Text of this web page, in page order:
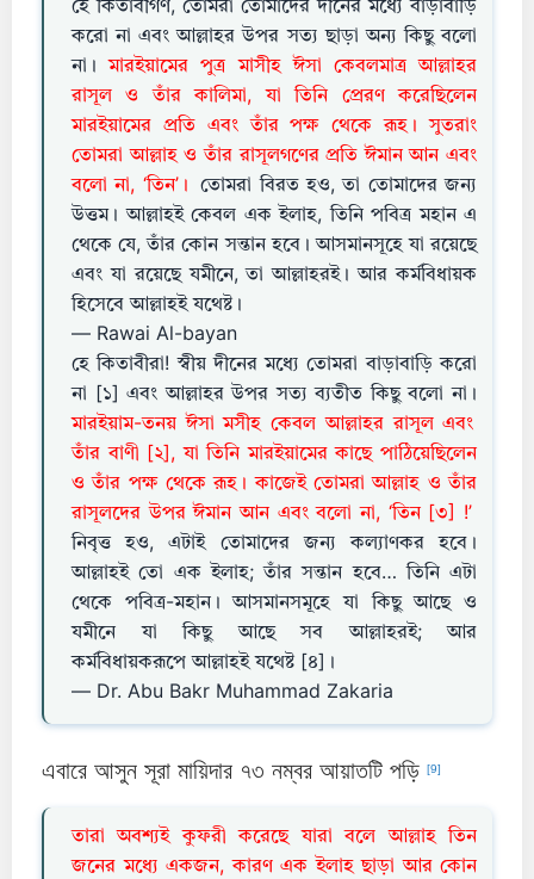
হে কিতাবীগণ, তোমরা তোমাদের দীনের মধ্যে বাড়াবাড়ি
করো না এবং আল্লাহর উপর সত্য ছাড়া অন্য কিছু বলো
না।মারইয়ামের পুত্র মাসীহ ঈসা কেবলমাত্র আল্লাহর
রাসূল ও তাঁর কালিমা, যা তিনি প্রেরণ করেছিলেন
মারইয়ামের প্রতি এবং তাঁর পক্ষ থেকে রূহ। সুতরাং
তোমরা আল্লাহ ও তাঁর রাসূলগণের প্রতি ঈমান আন এবং
বলো না, ‘তিন’।
তোমরা বিরত হও, তা তোমাদের জন্য
উত্তম। আল্লাহই কেবল এক ইলাহ, তিনি পবিত্র মহান এ
থেকে যে, তাঁর কোন সন্তান হবে। আসমানসূহে যা রয়েছে
এবং যা রয়েছে যমীনে, তা আল্লাহরই। আর কর্মবিধায়ক
হিসেবে আল্লাহই যথেষ্ট।
— Rawai Al-bayan
হে কিতাবীরা! স্বীয় দীনের মধ্যে তোমরা বাড়াবাড়ি করো
না [১] এবং আল্লাহর উপর সত্য ব্যতীত কিছু বলো না।
মারইয়াম-তনয় ঈসা মসীহ কেবল আল্লাহর রাসূল এবং
তাঁর বাণী [২], যা তিনি মারইয়ামের কাছে পাঠিয়েছিলেন
ও তাঁর পক্ষ থেকে রূহ। কাজেই তোমরা আল্লাহ ও তাঁর
রাসূলদের উপর ঈমান আন এবং বলো না, ‘তিন [৩] !’
নিবৃত্ত হও, এটাই তোমাদের জন্য কল্যাণকর হবে।
আল্লাহই তো এক ইলাহ; তাঁর সন্তান হবে… তিনি এটা
থেকে পবিত্র-মহান। আসমানসমূহে যা কিছু আছে ও
যমীনে যা কিছু আছে সব আল্লাহরই; আর
কর্মবিধায়করূপে আল্লাহই যথেষ্ট [৪]।
— Dr. Abu Bakr Muhammad Zakaria
এবারে আসুন সূরা মায়িদার ৭৩ নম্বর আয়াতটি পড়ি [9]
তারা অবশ্যই কুফরী করেছে যারা বলে আল্লাহ তিন
জনের মধ্যে একজন, কারণ এক ইলাহ ছাড়া আর কোন